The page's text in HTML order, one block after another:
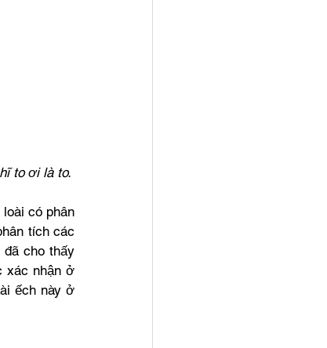
to ơi là to.
có phân
tích các
đã cho thấy
xác nhận ở
ếch này ở